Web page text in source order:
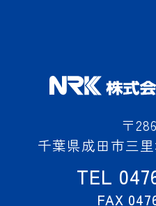
〒
千葉県成田市三里
TEL
FAX